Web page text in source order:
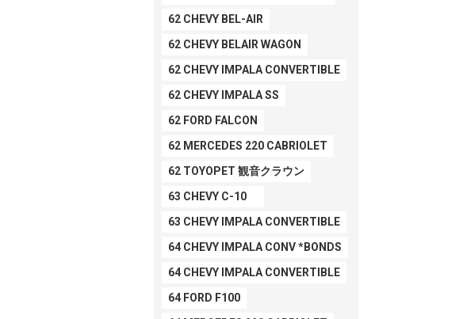
62 CHEVY BEL-AIR
62 CHEVY BELAIR WAGON
62 CHEVY IMPALA CONVERTIBLE
62 CHEVY IMPALA SS
62 FORD FALCON
62 MERCEDES 220 CABRIOLET
62 TOYOPET 観音クラウン
63 CHEVY C-10
63 CHEVY IMPALA CONVERTIBLE
64 CHEVY IMPALA CONV *BONDS
64 CHEVY IMPALA CONVERTIBLE
64 FORD F100